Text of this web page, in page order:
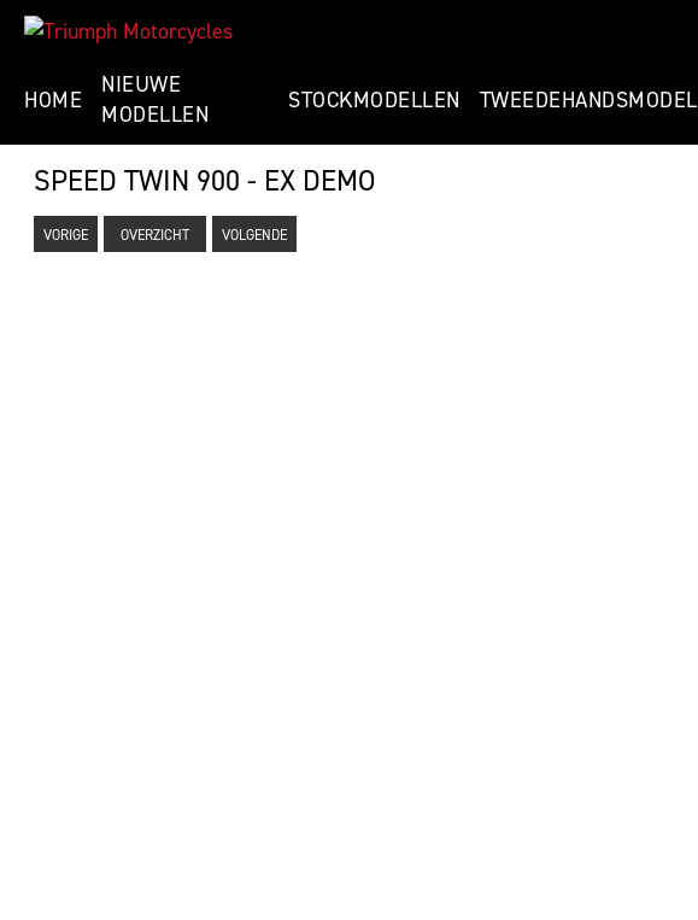
HOME
NIEUWE
MODELLEN
STOCKMODELLEN TWEEDEHANDSMODEL
SPEED TWIN 900 - EX DEMO
VORIGE OVERZICHT VOLGENDE